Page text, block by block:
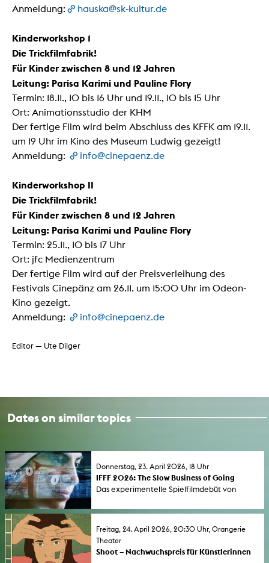
Anmeldung: hauska@sk-kultur.de
Kinderworkshop 1
Die Trickfilmfabrik!
Für Kinder zwischen 8 und 12 Jahren
Leitung: Parisa Karimi und Pauline Flory
Termin: 18.11., 10 bis 16 Uhr und 19.11., 10 bis 15 Uhr
Ort: Animationsstudio der KHM
Der fertige Film wird beim Abschluss des KFFK am 19.11.
um 19 Uhr im Kino des Museum Ludwig gezeigt!
Anmeldung:
info@cinepaenz.de
Kinderworkshop II
Die Trickfilmfabrik!
Für Kinder zwischen 8 und 12 Jahren
Leitung: Parisa Karimi und Pauline Flory
Termin: 25.11., 10 bis 17 Uhr
Ort: jfc Medienzentrum
Der fertige Film wird auf der Preisverleihung des
Festivals Cinepänz am 26.11. um 15:00 Uhr im Odeon-
Kino gezeigt.
Anmeldung:
info@cinepaenz.de
Editor — Ute Dilger
Dates on similar topics
Donnerstag, 23. April 2026, 18 Uhr
IFFF 2026: The Slow Business of Going
Das experimentelle Spielfilmdebüt von
globalen Nomadin und antizipiert schon
World Wide Webs. Der Film wird im
Programm »Fokus: Common Land« beim 43.
IFFF Dortmund+Köln gezeigt. Der Filmabend
Freitag, 24. April 2026, 20:30 Uhr, Orangerie
Theater
Shoot – Nachwuchspreis für Künstlerinnen